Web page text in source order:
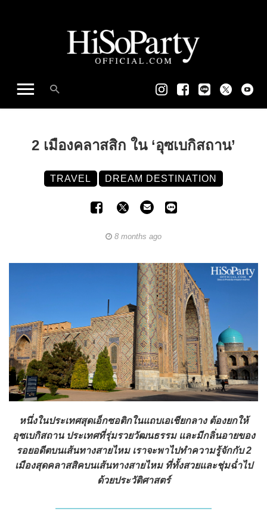
2 เมืองคลาสสิก ใน ‘อุซเบกิสถาน’
TRAVEL DREAM DESTINATION
8 months ago
หนึ่งในประเทศสุดเอ็กซอติกในแถบเอเชียกลาง ต้องยกให้
อุซเบกิสถาน ประเทศที่รุ่มรวยวัฒนธรรม และมีกลิ่นอายของ
รอยอดีตบนเส้นทางสายไหม เราจะพาไปทำความรู้จักกับ 2
เมืองสุดคลาสสิคบนเส้นทางสายไหม ที่ทั้งสวยและชุ่มฉ่ำไป
ด้วยประวัติศาสตร์